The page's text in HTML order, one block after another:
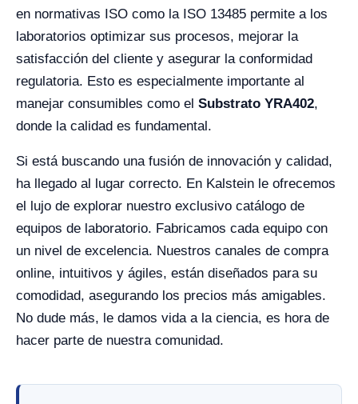
en normativas ISO como la ISO 13485 permite a los
laboratorios optimizar sus procesos, mejorar la
satisfacción del cliente y asegurar la conformidad
regulatoria. Esto es especialmente importante al
manejar consumibles como el Substrato YRA402,
donde la calidad es fundamental.
Si está buscando una fusión de innovación y calidad,
ha llegado al lugar correcto. En Kalstein le ofrecemos
el lujo de explorar nuestro exclusivo catálogo de
equipos de laboratorio. Fabricamos cada equipo con
un nivel de excelencia. Nuestros canales de compra
online, intuitivos y ágiles, están diseñados para su
comodidad, asegurando los precios más amigables.
No dude más, le damos vida a la ciencia, es hora de
hacer parte de nuestra comunidad.